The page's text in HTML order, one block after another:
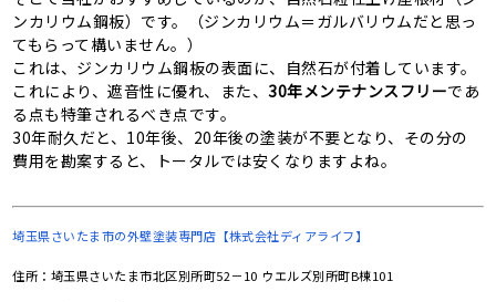
ンカリウム鋼板）です。（ジンカリウム＝ガルバリウムだと思っ
てもらって構いません。）
これは、ジンカリウム鋼板の表面に、自然石が付着しています。
これにより、遮音性に優れ、また、30年メンテナンスフリーであ
る点も特筆されるべき点です。
30年耐久だと、10年後、20年後の塗装が不要となり、その分の
費用を勘案すると、トータルでは安くなりますよね。
埼玉県さいたま市の外壁塗装専門店【株式会社ディアライフ】
住所：埼玉県さいたま市北区別所町52－10 ウエルズ別所町B棟101